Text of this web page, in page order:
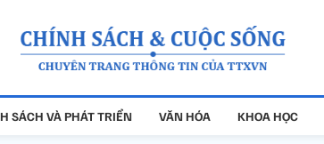
SÁCH VÀ PHÁT TRIỂN VĂN HÓA KHOA HỌC